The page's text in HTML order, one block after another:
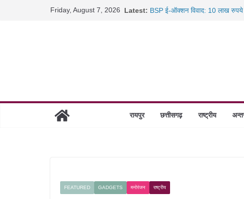
Friday, August 7, 2026 Latest: BSP ई-ऑक्शन विवाद: 10 लाख रुपये
छत्तीसगढ़ में 1460 गोधाम होंगे
साइबर ठगी पर दुर्ग पुलिस का बड़ा
रायपुर छत्तीसगढ़ राष्ट्रीय
FEATURED GADGETS मनोरंजन राष्ट्रीय